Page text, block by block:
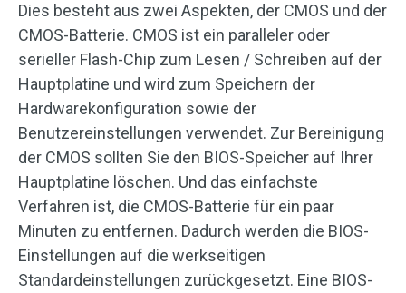
Dies besteht aus zwei Aspekten, der CMOS und der
CMOS-Batterie. CMOS ist ein paralleler oder
serieller Flash-Chip zum Lesen / Schreiben auf der
Hauptplatine und wird zum Speichern der
Hardwarekonfiguration sowie der
Benutzereinstellungen verwendet. Zur Bereinigung
der CMOS sollten Sie den BIOS-Speicher auf Ihrer
Hauptplatine löschen. Und das einfachste
Verfahren ist, die CMOS-Batterie für ein paar
Minuten zu entfernen. Dadurch werden die BIOS-
Einstellungen auf die werkseitigen
Standardeinstellungen zurückgesetzt. Eine BIOS-